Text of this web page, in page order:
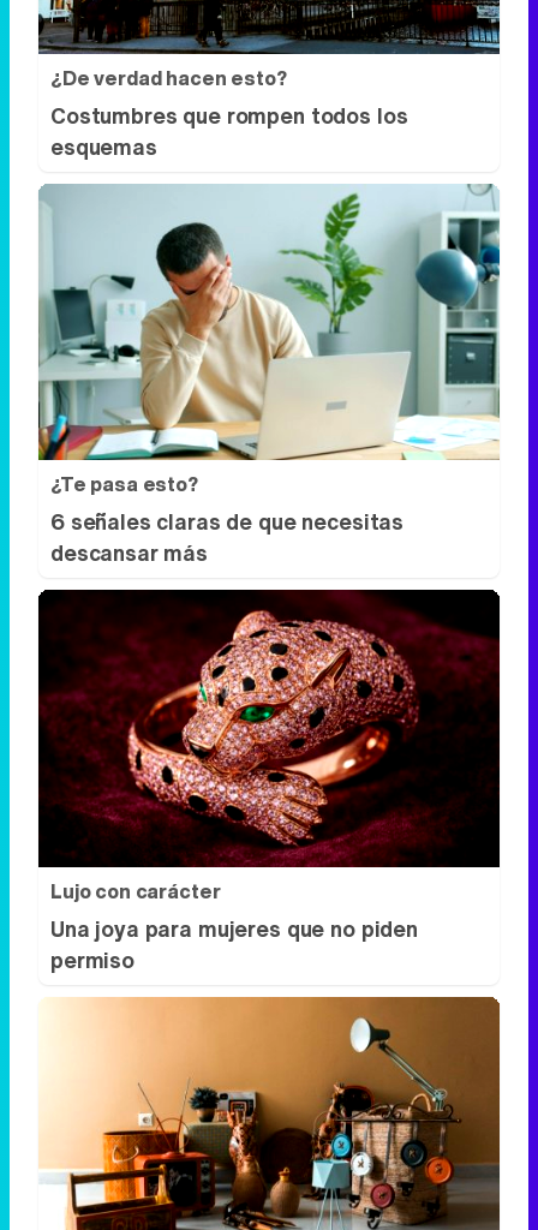
¿De verdad hacen esto?
Costumbres que rompen todos los
esquemas
¿Te pasa esto?
6 señales claras de que necesitas
descansar más
Lujo con carácter
Una joya para mujeres que no piden
permiso